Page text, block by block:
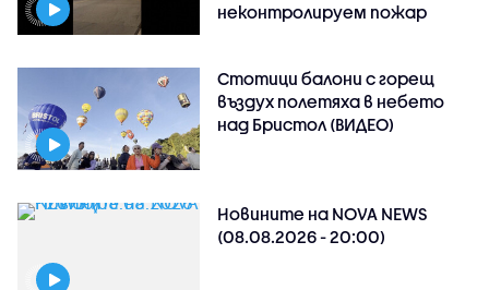
неконтролируем пожар
Стотици балони с горещ
въздух полетяха в небето
над Бристол (ВИДЕО)
Новините на NOVA NEWS
(08.08.2026 - 20:00)